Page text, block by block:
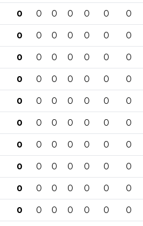
0 0 0 0 0 0 0
0 0 0 0 0 0 0
0 0 0 0 0 0 0
0 0 0 0 0 0 0
0 0 0 0 0 0 0
0 0 0 0 0 0 0
0 0 0 0 0 0 0
0 0 0 0 0 0 0
0 0 0 0 0 0 0
0 0 0 0 0 0 0